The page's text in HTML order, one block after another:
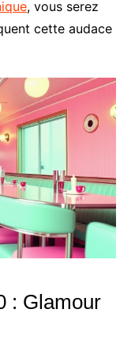
, vous serez
cette audace
: Glamour